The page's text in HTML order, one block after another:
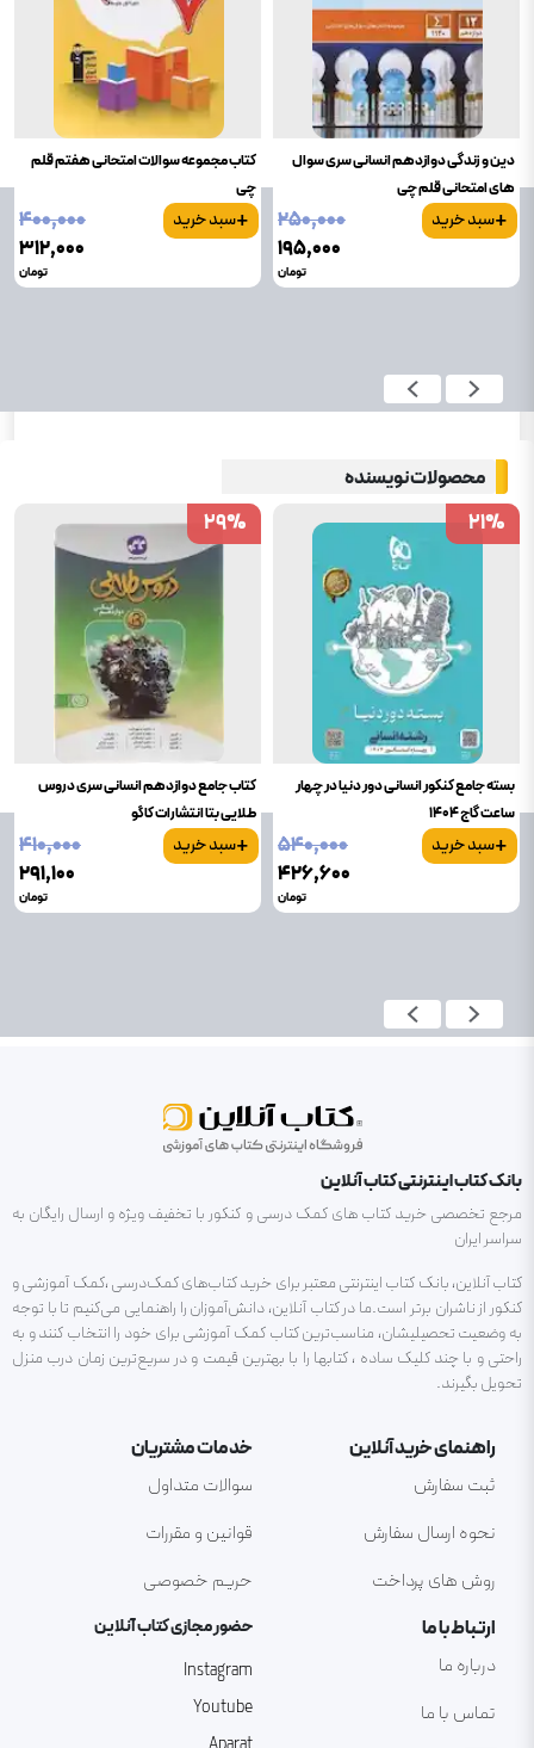
دین و زندگی دوازدهم انسانی سری سوال
های امتحانی قلم چی
+سبد خرید
۲۵۰٬۰۰۰
۱۹۵٬۰۰۰
تومان
کتاب مجموعه سوالات امتحانی هفتم قلم
چی
+سبد خرید
۴۰۰٬۰۰۰
۳۱۲٬۰۰۰
تومان
محصولات نویسنده
بسته جامع کنکور انسانی دور دنیا در چهار
ساعت گاج 1404
+سبد خرید
۵۴۰٬۰۰۰
۴۲۶٬۶۰۰
تومان
21%
21%
کتاب جامع دوازدهم انسانی سری دروس
طلایی بتا انتشارات کاگو
+سبد خرید
۴۱۰٬۰۰۰
۲۹۱٬۱۰۰
تومان
29%
29%
بانک کتاب اینترنتی کتاب آنلاین
مرجع تخصصی خرید کتاب های کمک درسی و کنکور با تخفیف ویژه و ارسال رایگان به
سراسر ایران
کتاب آنلاین، بانک کتاب اینترنتی معتبر برای خرید کتاب‌های کمک‌درسی ،کمک آموزشی و
کنکور از ناشران برتر است.ما در کتاب آنلاین، دانش‌آموزان را راهنمایی می‌کنیم تا با توجه
به وضعیت تحصیلیشان، مناسب‌ترین کتاب کمک آموزشی برای خود را انتخاب کنند و به
راحتی و با چند کلیک ساده ، کتابها را با بهترین قیمت و در سریع‌ترین زمان درب منزل
تحویل بگیرند.
راهنمای خرید آنلاین
ثبت سفارش
نحوه ارسال سفارش
روش های پرداخت
خدمات مشتریان
سوالات متداول
قوانین و مقررات
حریم خصوصی
ارتباط با ما
درباره ما
تماس با ما
حضور مجازی کتاب آنلاین
Instagram
Youtube